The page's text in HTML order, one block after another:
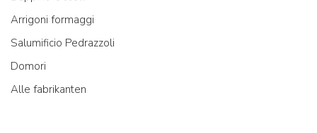
Arrigoni formaggi
Salumificio Pedrazzoli
Domori
Alle fabrikanten